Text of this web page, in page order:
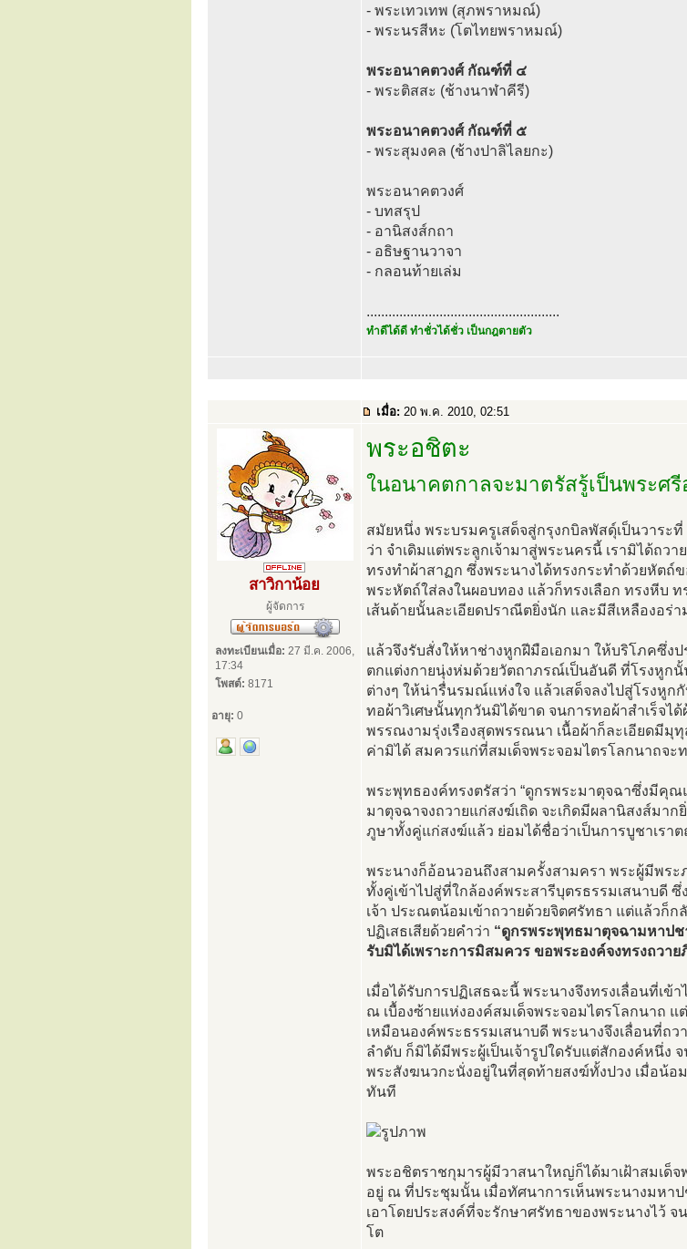
- พระเทวเทพ (สุภพราหมณ์)
- พระนรสีหะ (โตไทยพราหมณ์)
พระอนาคตวงศ์ กัณฑ์ที่ ๔
- พระติสสะ (ช้างนาฬาคีรี)
พระอนาคตวงศ์ กัณฑ์ที่ ๕
- พระสุมงคล (ช้างปาลิไลยกะ)
พระอนาคตวงศ์
- บทสรุป
- อานิสงส์กถา
- อธิษฐานวาจา
- กลอนท้ายเล่ม
.....................................................
ทำดีได้ดี ทำชั่วได้ชั่ว เป็นกฎตายตัว
เมื่อ: 20 พ.ค. 2010, 02:51
สาวิกาน้อย
ผู้จัดการ
ลงทะเบียนเมื่อ: 27 มี.ค. 2006,
17:34
โพสต์: 8171
อายุ: 0
พระอชิตะ
ในอนาคตกาลจะมาตรัสรู้เป็นพระศรี
สมัยหนึ่ง พระบรมครูเสด็จสู่กรุงกบิลพัสดุ์เป็นวาร
ว่า จำเดิมแต่พระลูกเจ้ามาสู่พระนครนี้ เรามิได้ถวา
ทรงทำผ้าสาฏก ซึ่งพระนางได้ทรงกระทำด้วยหัตถ์
พระหัตถ์ใส่ลงในผอบทอง แล้วก็ทรงเลือก ทรงหีบ
เส้นด้ายนั้นละเอียดปราณีตยิ่งนัก และมีสีเหลืองอร่
แล้วจึงรับสั่งให้หาช่างหูกฝีมือเอกมา ให้บริโภคซึ่
ตกแต่งกายนุ่งห่มด้วยวัตถาภรณ์เป็นอันดี ที่โรงหูก
ต่างๆ ให้น่ารื่นรมณ์แห่งใจ แล้วเสด็จลงไปสู่โรงหู
ทอผ้าวิเศษนั้นทุกวันมิได้ขาด จนการทอผ้าสำเร็จไ
พรรณงามรุ่งเรืองสุดพรรณนา เนื้อผ้าก็ละเอียดมี
ค่ามิได้ สมควรแก่ที่สมเด็จพระจอมไตรโลกนาถจะ
พระพุทธองค์ทรงตรัสว่า “ดูกรพระมาตุจฉาซึ่งมีคุ
มาตุจฉาจงถวายแก่สงฆ์เถิด จะเกิดมีผลานิสงส์มาก
ภูษาทั้งคู่แก่สงฆ์แล้ว ย่อมได้ชื่อว่าเป็นการบูชาเรา
พระนางก็อ้อนวอนถึงสามครั้งสามครา พระผู้มีพระ
ทั้งคู่เข้าไปสู่ที่ใกล้องค์พระสารีบุตรธรรมเสนาบดี
เจ้า ประณตน้อมเข้าถวายด้วยจิตศรัทธา แต่แล้วก็
ปฏิเสธเสียด้วยคำว่า “ดูกรพระพุทธมาตุจฉามหาป
รับมิได้เพราะการมิสมควร ขอพระองค์จงทรงถวาย
เมื่อได้รับการปฏิเสธฉะนี้ พระนางจึงทรงเลื่อนที่เข้
ณ เบื้องซ้ายแห่งองค์สมเด็จพระจอมไตรโลกนาถ แ
เหมือนองค์พระธรรมเสนาบดี พระนางจึงเลื่อนที่ถ
ลำดับ ก็มิได้มีพระผู้เป็นเจ้ารูปใดรับแต่สักองค์หนึ่ง
พระสังฆนวกะนั่งอยู่ในที่สุดท้ายสงฆ์ทั้งปวง เมื่อน้
ทันที
พระอชิตราชกุมารผู้มีวาสนาใหญ่ก็ได้มาเฝ้าสมเด็
อยู่ ณ ที่ประชุมนั้น เมื่อทัศนาการเห็นพระนางมหา
เอาโดยประสงค์ที่จะรักษาศรัทธาของพระนางไว้ จ
โต